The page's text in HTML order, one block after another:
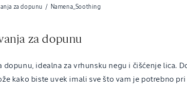
za dopunu / Namena_Soothing
za dopunu
dopunu, idealna za vrhunsku negu i čišćenje lica.
kako biste uvek imali sve što vam je potrebno pri